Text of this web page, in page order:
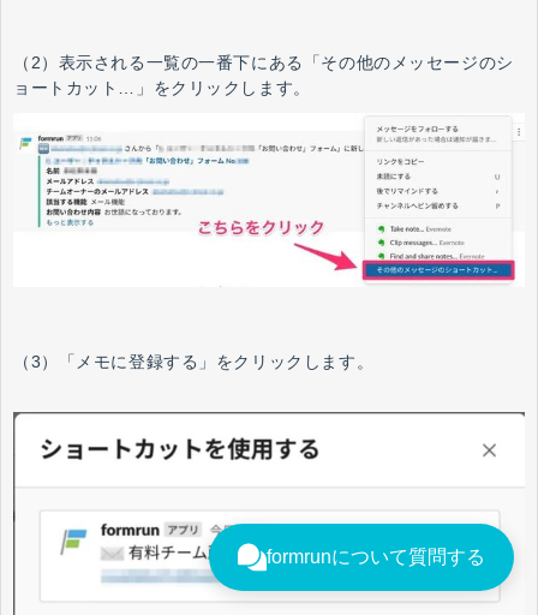
（2）表示される一覧の一番下にある「その他のメッセージのシ
ョートカット…」をクリックします。
（3）「メモに登録する」をクリックします。